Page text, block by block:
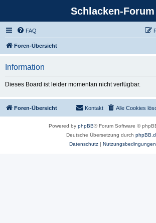
Schlacken-Forum
FAQ
Foren-Übersicht
Information
Dieses Board ist leider momentan nicht verfügbar.
Foren-Übersicht Alle Cookies
Kontakt
Powered by phpBB® Forum Software ©
Deutsche Übersetzung durch
Datenschutz| Nutzungsbedingungen